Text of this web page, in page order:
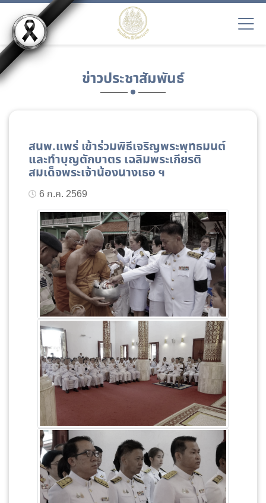
ข่าวประชาสัมพันธ์
สนพ.แพร่ เข้าร่วมพิธีเจริญพระพุทธมนต์
และทำบุญตักบาตร เฉลิมพระเกียรติ
สมเด็จพระเจ้าน้องนางเธอ ฯ
6 ก.ค. 2569